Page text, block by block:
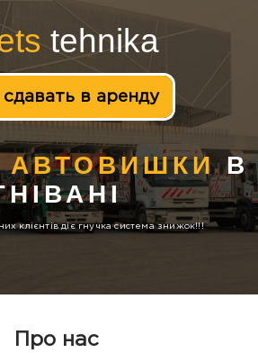
tehnika
в аренду
АВТОВИШКИВ
клієнтів діє гнучка система знижок!!!
Про нас